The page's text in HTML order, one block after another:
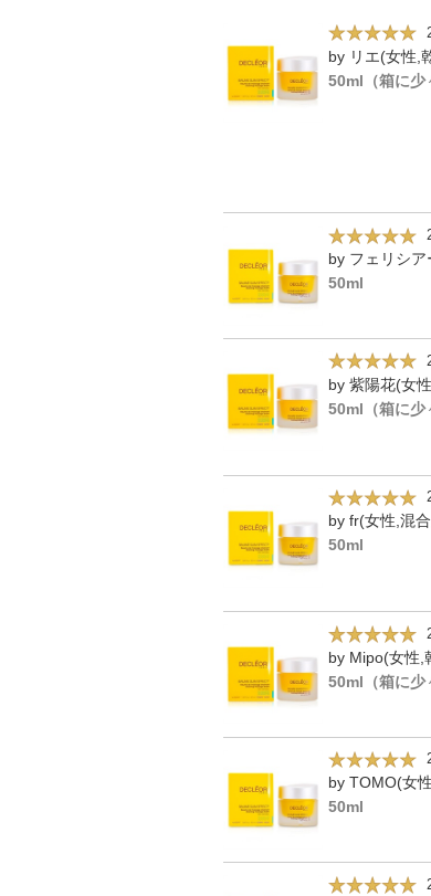
by リエ(女性,
50ml（箱に少
50ml
by 紫陽花(女
50ml（箱に少
by fr(女性,混
50ml
by Mipo(女性,
50ml（箱に少
by TOMO(女
50ml